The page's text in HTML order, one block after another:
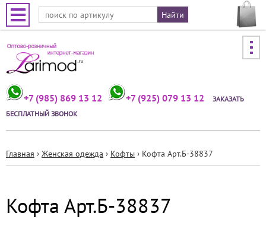
Jump to navigation
+7 (985) 869 13 12 +7 (925) 079 13 12
ЗАКАЗАТЬ
БЕСПЛАТНЫЙ ЗВОНОК
здесь
Главная › Женская одежда › Кофты › Кофта Арт.Б-38837
Кофта Арт.Б-38837